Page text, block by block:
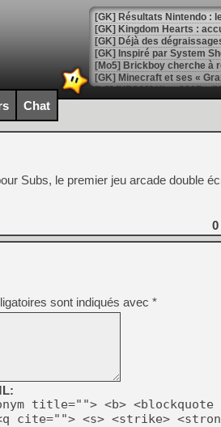
[GK] Résultats Nintendo :
[GK] Déjà des
[Mo5] Brickboy cherche à
[GK] Minecraft et ses «
[GK] Beast of
[GK] Ubisoft : fin de partie
[GK] Mémoire cash -
[GK] Dan Houser (GTA)
[GK] Comment EA Sports
[GK] Crimson Moon : un
[GK] Isle of Reveries : le
[GK] Moonlighter 2 : The
[GK] Capcom relance
[Mo5] Deux inédits du
[GK] Le beat'em up The
[GK] Endless Legend 2 :
[LS] [PS5] Le WebKit
[GK] Oubliez Crazy Taxi,
[LS] [Switch] NSZ 5.0.0
Chat
Subs, le premier jeu arcade double
0
sont indiqués avec *
title=""> <b> <blockquote
cite=""> <s> <strike>